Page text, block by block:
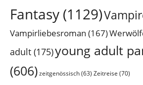
Fantasy (1129)
Vampirliebesroman (167)
adult (175)young adult
(606) zeitgenössisch (63) Zeitreise (70)